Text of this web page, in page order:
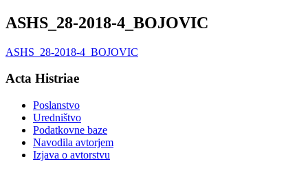
ASHS_28-2018-4_BOJOVIC
ASHS_28-2018-4_BOJOVIC
Acta Histriae
Poslanstvo
Uredništvo
Podatkovne baze
Navodila avtorjem
Izjava o avtorstvu